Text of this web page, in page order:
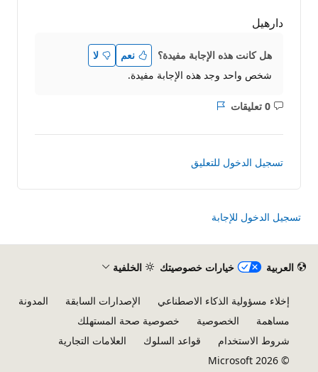
دارهيل
هل كانت هذه الإجابة مفيدة؟ نعم
لا
شخص واحد وجد هذه الإجابة مفيدة.
0 تعليقات ليست
التقرير
تسجيل الدخول للتعليق
تسجيل الدخول للإجابة
العربية خيارات خصوصيتك الخلفية
إخلاء مسؤولية الذكاء الاصطناعي الإصدارات السابقة
المدونة
مساهمة
الخصوصية
خصوصية صحة المستهلك
شروط الاستخدام
قواعد السلوك
العلامات التجارية
© Microsoft 2026